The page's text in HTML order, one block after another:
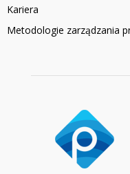
Kariera
Metodologie zarządzania